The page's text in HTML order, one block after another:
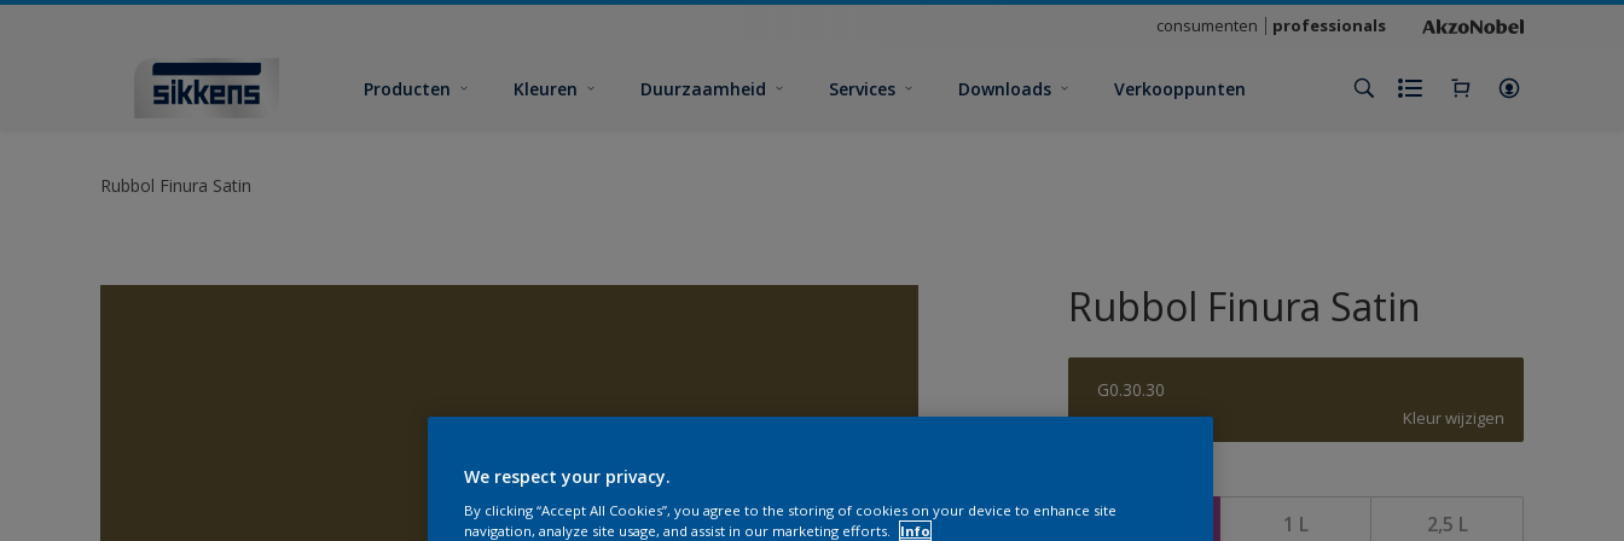
consumenten professionals
Producten Kleuren Duurzaamheid Services Downloads Verkooppunten
Rubbol Finura Satin
Rubbol Finura Satin
G0.30.30
Kleur wijzigen
500 ML 1 L 2,5 L
We respect your privacy.
By clicking “Accept All Cookies”, you agree to the storing of cookies on your device to enhance site
navigation, analyze site usage, and assist in our marketing efforts.
Info